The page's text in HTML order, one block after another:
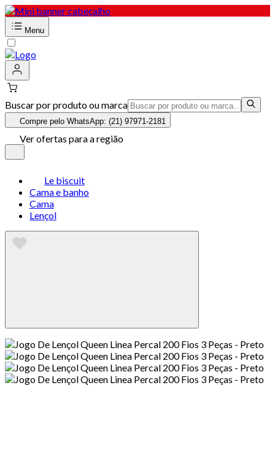
Menu
Buscar por produto ou marca
Compre pelo WhatsApp: (21) 97971-2181
Ver ofertas para a região
Le biscuit
Cama e banho
Cama
Lençol